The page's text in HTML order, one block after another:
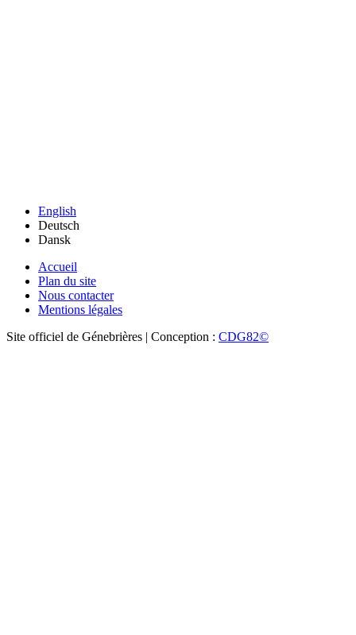
English
Deutsch
Dansk
Accueil
Plan du site
Nous contacter
Mentions légales
Site officiel de Génebrières | Conception : CDG82©